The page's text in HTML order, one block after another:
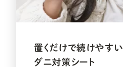
置くだけで続けやすい
ダニ対策シート